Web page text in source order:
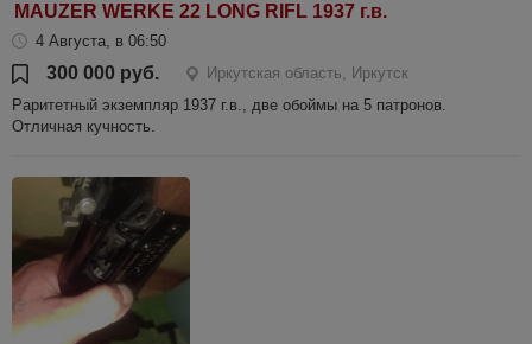
MAUZER WERKE 22 LONG RIFL 1937 г.в.
4 Августа, в 06:50
300 000 руб.
Иркутская область, Иркутск
Раритетный экземпляр 1937 г.в., две обоймы на 5 патронов.
Отличная кучность.